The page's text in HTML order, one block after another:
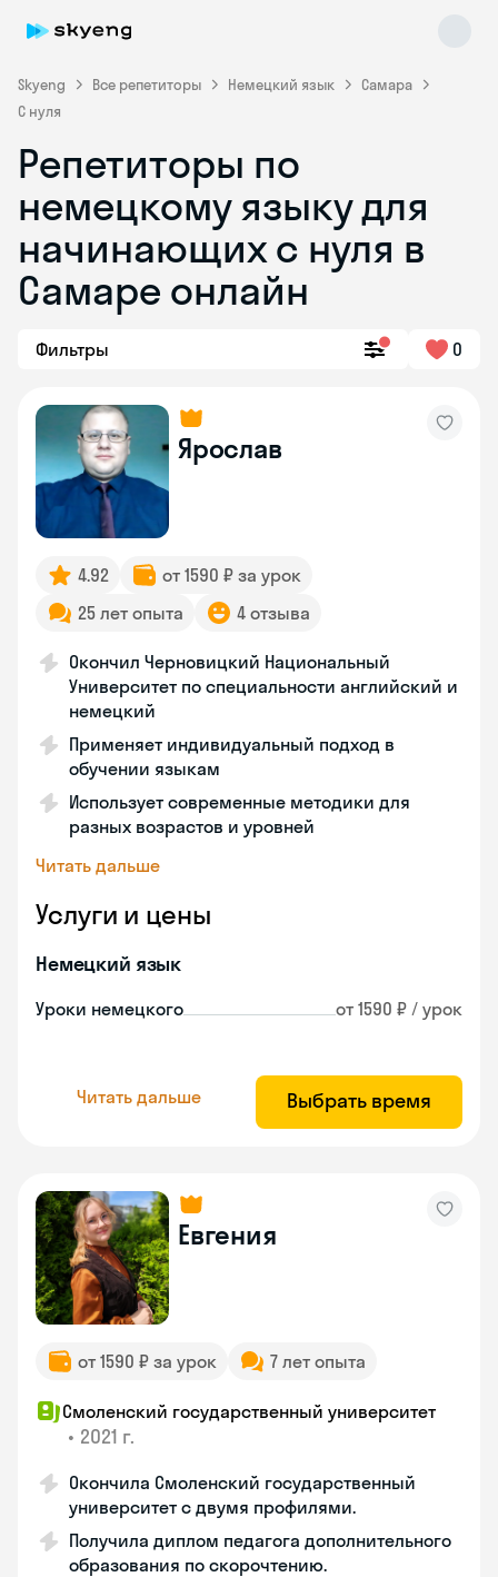
Skyeng Все репетиторы Немецкий язык
Самара
С нуля
Репетиторы по
немецкому языку для
начинающих с нуля в
Самаре онлайн
Фильтры 0
Ярослав
4.92
от 1590 ₽ за урок
25 лет опыта
4 отзыва
Окончил Черновицкий Национальный
Университет по специальности английский и
немецкий
Применяет индивидуальный подход в
обучении языкам
Использует современные методики для
разных возрастов и уровней
Читать дальше
Услуги и цены
Немецкий язык
Уроки немецкого от 1590 ₽ / урок
Читать дальше Выбрать время
Евгения
от 1590 ₽ за урок 7 лет опыта
Смоленский государственный университет
• 2021 г.
Окончила Смоленский государственный
университет с двумя профилями.
Получила диплом педагога дополнительного
образования по скорочтению.
Skyeng Chat